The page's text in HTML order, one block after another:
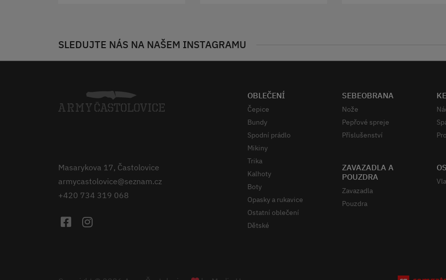
SLEDUJTE NÁS NA NAŠEM INSTAGRAMU
Masarykova 17, Častolovice
armycastolovice@seznam.cz
+420 734 319 068
OBLEČENÍ
Čepice
Bundy
Spodní prádlo
Mikiny
Trika
Kalhoty
Boty
Opasky a rukavice
Ostatní oblečení
Dětské
SEBEOBRANA
Nože
Pepřové spreje
Příslušenství
ZAVAZADLA A
POUZDRA
Zavazadla
Pouzdra